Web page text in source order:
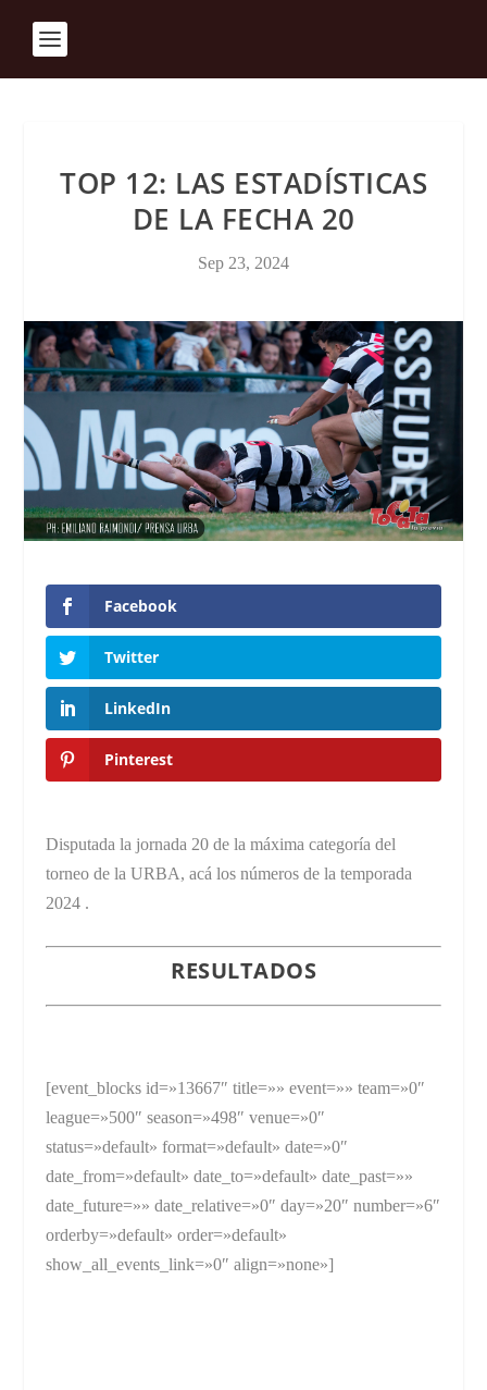
TOP 12: LAS ESTADÍSTICAS
DE LA FECHA 20
Sep 23, 2024
Facebook
Twitter
LinkedIn
Pinterest
Disputada la jornada 20 de la máxima categoría del
torneo de la URBA, acá los números de la temporada
2024 .
RESULTADOS
[event_blocks id=»13667″ title=»» event=»» team=»0″
league=»500″ season=»498″ venue=»0″
status=»default» format=»default» date=»0″
date_from=»default» date_to=»default» date_past=»»
date_future=»» date_relative=»0″ day=»20″ number=»6″
orderby=»default» order=»default»
show_all_events_link=»0″ align=»none»]